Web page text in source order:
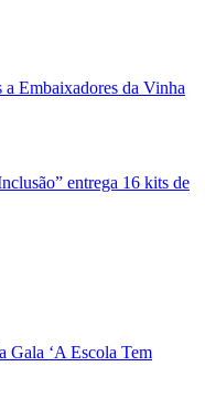
Embaixadores da Vinha
entrega 16 kits de
Gala ‘A Escola Tem